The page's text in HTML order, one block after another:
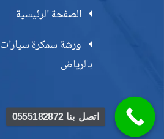
الصفحة الرئيسية
ورشة سمكرة سيارات
بالرياض
اتصل بنا 0555182872